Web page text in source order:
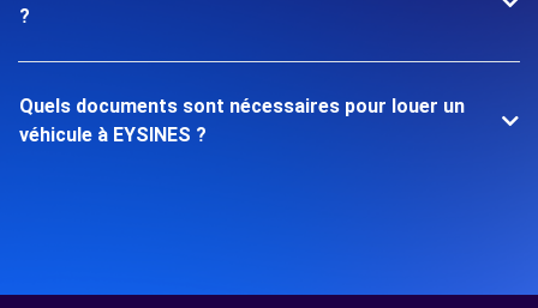
?
Quels documents sont nécessaires pour louer un
véhicule à EYSINES ?